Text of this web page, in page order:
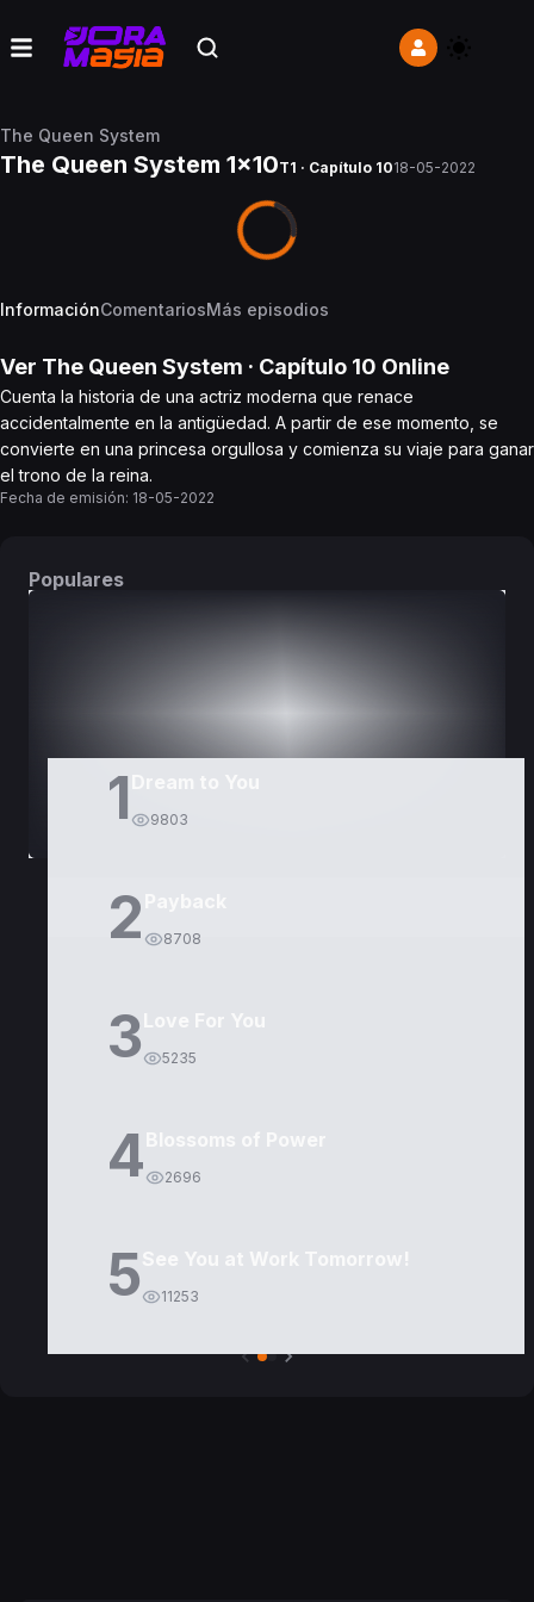
The Queen System
The Queen System 1x10T1 · Capítulo 1018-05-2022
InformaciónComentariosMás episodios
Ver The Queen System · Capítulo 10 Online
Cuenta la historia de una actriz moderna que renace
accidentalmente en la antigüedad. A partir de ese momento, se
convierte en una princesa orgullosa y comienza su viaje para ganar
el trono de la reina.
Fecha de emisión: 18-05-2022
Populares
1 9803
2 8708
3 5235
4 2696
5 11253